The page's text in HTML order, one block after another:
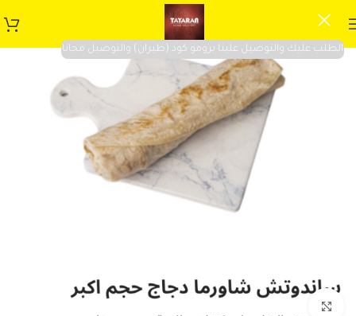
الطلب عليك والتوصيل علينا برومو كود (طيران) والتوصيل مجانا